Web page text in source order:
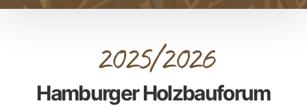
2025/2026
Hamburger Holzbauforum